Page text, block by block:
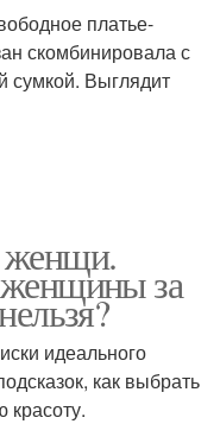
платье-
скомбинировала с
сумкой. Выглядит
женщи.
женщины за
идеального
как выбрать
красоту.